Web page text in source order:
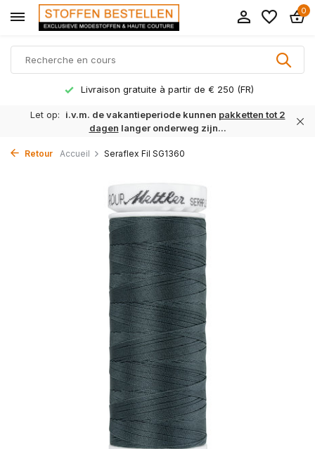
0
Livraison gratuite à partir de € 250 (FR)
Let op: i.v.m. de vakantieperiode kunnen pakketten tot 2
dagen langer onderweg zijn...
Retour Accueil Seraflex Fil SG1360